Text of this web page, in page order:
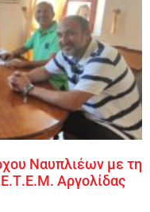
Ναυπλιέων με τη
Αργολίδας